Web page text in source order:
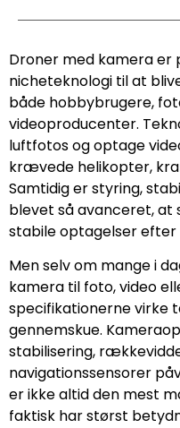
Droner med kamera
nicheteknologi til at
både hobbybrugere,
videoproducenter.
luftfotos og optage
krævede helikopter,
Samtidig er styring,
blevet så avanceret, at
stabile optagelser
Men selv om mange i
kamera til foto, video
specifikationerne virke
gennemskue.
stabilisering,
navigationssensorer
er ikke altid den mest
faktisk har størst